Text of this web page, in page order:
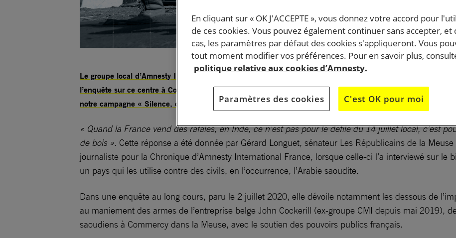
Le groupe local d’Amnesty International Bar le Duc-Commercy organise un webinar en présence de la
l’enquête sur ce centre à Commercy prêt à former des militaires saoudiens. Il sera également animé par
notre campagne « Silence, on arme ! ».
« Quand la France vend des rafales, en Inde, ce n’est pas pour le défilé du 14 juillet local, c’est
de bois ». Cette réponse a été donnée par Gérard Longuet, sénateur Les Républicains de la
journaliste pour la Chronique d’Amnesty International France, lorsque celle-ci l’a interviewé sur le
un pays qui les utilise contre des civils, en l’occurrence, l’Arabie saoudite.
Dans une enquête au long cours, paru le 2 juillet 2020, elle dévoile notamment les dessous de
au maniement des armes de l’entreprise belge John Cockerill (ex-groupe CMI depuis mai 2019),
saoudiens à Commercy dans la Meuse, avec le soutien des pouvoirs publics français.
En cliquant sur « OK J'ACCEPTE », vous donnez votre accord pour
de ces cookies. Vous pouvez également continuer sans accepter, et
cas, les paramètres par défaut des cookies s'appliqueront. Vous
tout moment modifier vos préférences. Pour en savoir plus,
politique relative aux cookies d’Amnesty.
Paramètres des cookies C'est OK pour moi